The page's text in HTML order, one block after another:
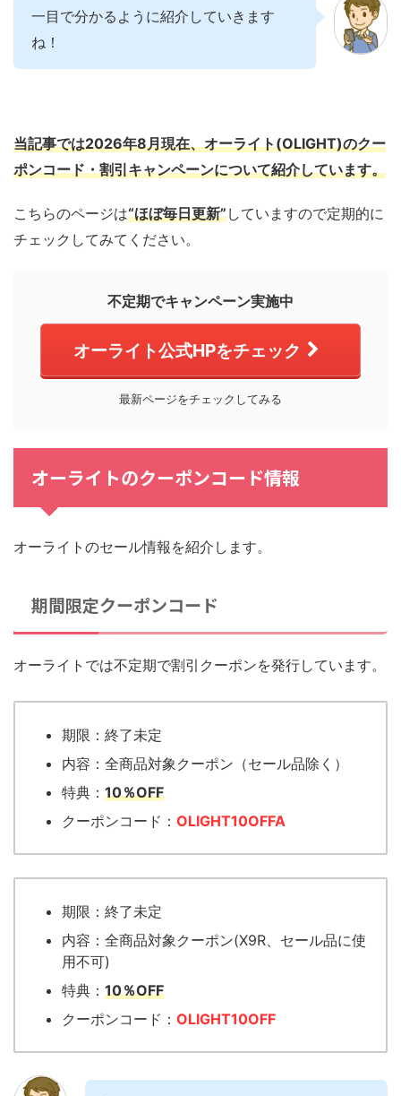
一目で分かるように紹介していきます
ね！
当記事では2026年8月現在、オーライト(OLIGHT)のクー
ポンコード・割引キャンペーンについて紹介しています。
こちらのページは“ほぼ毎日更新”していますので定期的に
チェックしてみてください。
不定期でキャンペーン実施中
オーライト公式HPをチェック
最新ページをチェックしてみる
オーライトのクーポンコード情報
オーライトのセール情報を紹介します。
期間限定クーポンコード
オーライトでは不定期で割引クーポンを発行しています。
期限：終了未定
内容：全商品対象クーポン（セール品除く）
特典： 10％OFF
クーポンコード： OLIGHT10OFFA
期限：終了未定
内容：全商品対象クーポン(X9R、セール品に使
用不可)
特典： 10％OFF
クーポンコード： OLIGHT10OFF